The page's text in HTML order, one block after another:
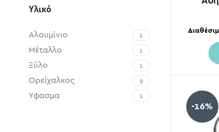
Υλικό
Αλουμίνιο 1
Μέταλλο 1
Ξύλο 1
Ορείχαλκος 9
Ύφασμα 1
-16%